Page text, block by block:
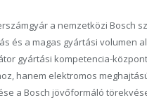
a nemzetközi Bosch
és a magas gyártási volumen
gyártási kompetencia-
hanem elektromos
a Bosch jövőformáló